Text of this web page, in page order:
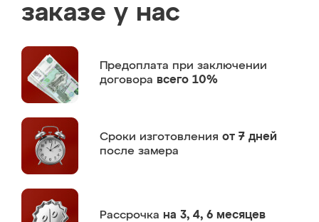
заказе у нас
Предоплата при заключении
договора всего 10%
Сроки изготовления от 7 дней
после замера
Рассрочка на 3, 4, 6 месяцев